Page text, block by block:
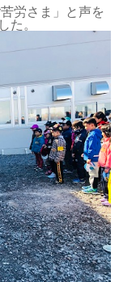
労さま」と声を
た。